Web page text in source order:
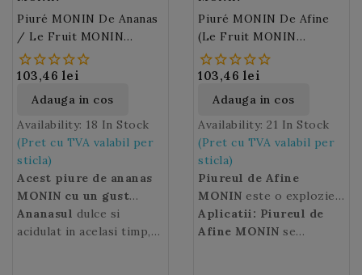
Piuré MONIN De Ananas
/ Le Fruit MONIN
Ananas 100 Cl
103,46 lei
Adauga in cos
Availability: 18 In Stock
(Pret cu TVA valabil per
sticla)
Acest piure de ananas
MONIN cu un gust
dulce de ananas cu
note de miere va
Ananasul dulce si
acidulat in acelasi timp,
Piuré MONIN De Afine
(Le Fruit MONIN
Blueberry) 100 Cl
103,46 lei
Adauga in cos
Availability: 21 In Stock
(Pret cu TVA valabil per
sticla)
Piureul de Afine
MONIN este o explozie
de aroma care va va
imbogati smoothie-urile,
Aplicatii: Piureul de
Afine MONIN se